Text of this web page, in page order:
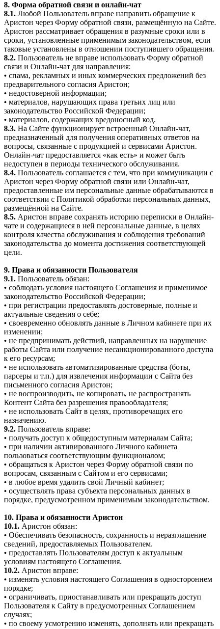
8. Форма обратной связи и онлайн-чат
8.1. Любой Пользователь вправе направить обращение к
Аристон через Форму обратной связи, размещённую на Сайте.
Аристон рассматривает обращения в разумные сроки или в
сроки, установленные применимым законодательством, если
таковые установлены в отношении поступившего обращения.
8.2. Пользователь не вправе использовать Форму обратной
связи и Онлайн-чат для направления:
• спама, рекламных и иных коммерческих предложений без
предварительного согласия Аристон;
• недостоверной информации;
• материалов, нарушающих права третьих лиц или
законодательство Российской Федерации;
• материалов, содержащих вредоносный код.
8.3. На Сайте функционирует встроенный Онлайн-чат,
предназначенный для получения оперативных ответов на
вопросы, связанные с продукцией и сервисами Аристон.
Онлайн-чат предоставляется «как есть» и может быть
недоступен в периоды технического обслуживания.
8.4. Пользователь соглашается с тем, что при коммуникации с
Аристон через Форму обратной связи или Онлайн-чат,
предоставленные им персональные данные обрабатываются в
соответствии с Политикой обработки персональных данных,
размещённой на Сайте.
8.5. Аристон вправе сохранять историю переписки в Онлайн-
чате и содержащиеся в ней персональные данные, в целях
контроля качества обслуживания и соблюдения требований
законодательства до момента достижения соответствующей
цели.
9. Права и обязанности Пользователя
9.1. Пользователь обязан:
• соблюдать условия настоящего Соглашения и применимое
законодательство Российской Федерации;
• при регистрации предоставлять достоверные, полные и
актуальные сведения о себе;
• своевременно обновлять данные в Личном кабинете при их
изменении;
• не предпринимать действий, направленных на нарушение
работы Сайта или получение несанкционированного доступа
к его ресурсам;
• не использовать автоматизированные средства (боты,
парсеры и т.п.) для извлечения информации с Сайта без
письменного согласия Аристон;
• не воспроизводить, не копировать, не распространять
Контент Сайта без разрешения правообладателя;
• не использовать Сайт в целях, противоречащих его
назначению.
9.2. Пользователь вправе:
• получать доступ к общедоступным материалам Сайта;
• при наличии активированного Личного кабинета
пользоваться соответствующим функционалом;
• обращаться к Аристон через Форму обратной связи по
вопросам, связанным с Сайтом и его сервисами;
• в любое время удалить свой Личный кабинет;
• осуществлять права субъекта персональных данных в
порядке, предусмотренном применимым законодательством.
10. Права и обязанности Аристон
10.1. Аристон обязан:
• Обеспечивать безопасность, сохранность и неразглашение
сведений, предоставляемых Пользователем.
• предоставлять Пользователям доступ к актуальным
условиям настоящего Соглашения.
10.2. Аристон вправе:
• изменять условия настоящего Соглашения в одностороннем
порядке;
• ограничивать, приостанавливать или прекращать доступ
Пользователя к Сайту в предусмотренных Соглашением
случаях;
• по своему усмотрению изменять, дополнять или прекращать